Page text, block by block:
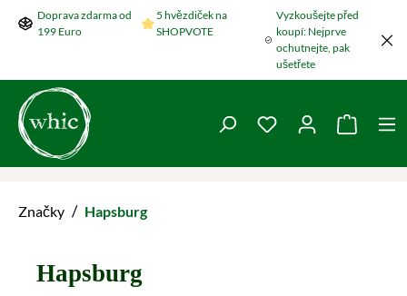
Přeskočit na hlavní obsah
Doprava zdarma od
199 Euro
5 hvězdiček na
SHOPVOTE
Vyzkoušejte před
koupí: Nejprve
ochutnejte, pak
ušetřete
Máte 0 položky v
Značky / Hapsburg
Hapsburg